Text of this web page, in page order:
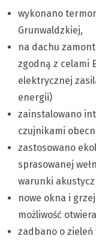
wykonano
Grunwaldzkiej,
na dachu
zgodną z celami
elektrycznej
energii)
zainstalowano
czujnikami
zastosowano
sprasowanej
warunki
nowe okna i
możliwość
zadbano o